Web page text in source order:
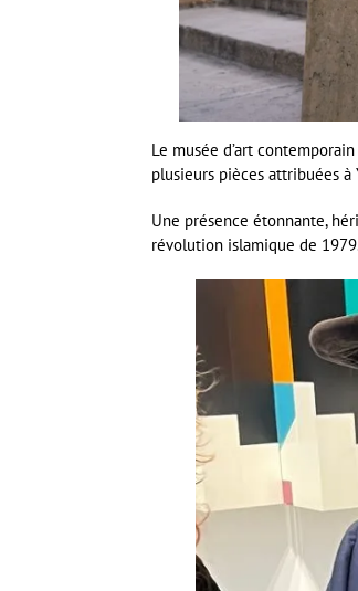
Le musée d’art
plusieurs pièces attribuées à
Une présence étonnante,
révolution islamique de